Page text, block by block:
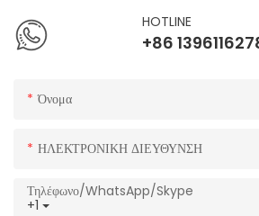
HOTLINE
+86
Όνομα
ΗΛΕΚΤΡΟΝΙΚΗ ΔΙΕΥΘΥΝΣΗ
+1
Τηλέφωνο/WhatsApp/Skype